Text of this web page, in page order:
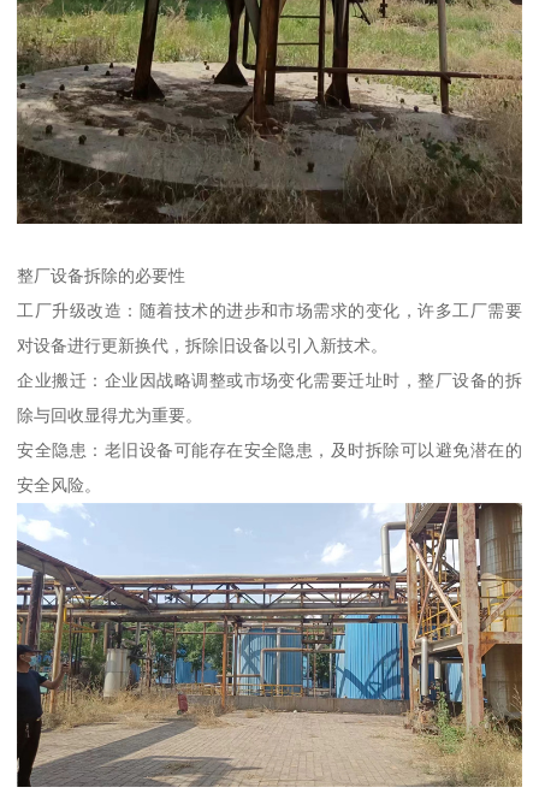
整厂设备拆除的必要性
工厂升级改造：随着技术的进步和市场需求的变化，许多工厂需要
对设备进行更新换代，拆除旧设备以引入新技术。
企业搬迁：企业因战略调整或市场变化需要迁址时，整厂设备的拆
除与回收显得尤为重要。
安全隐患：老旧设备可能存在安全隐患，及时拆除可以避免潜在的
安全风险。